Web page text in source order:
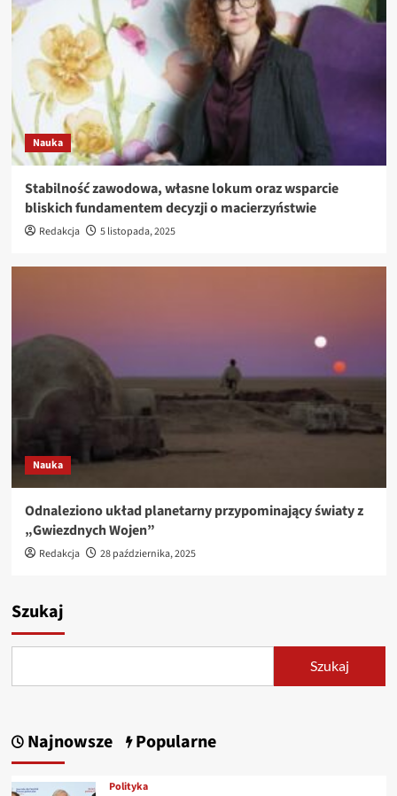
Nauka
Stabilność zawodowa, własne lokum oraz wsparcie
bliskich fundamentem decyzji o macierzyństwie
Redakcja 5 listopada, 2025
Nauka
Odnaleziono układ planetarny przypominający światy z
„Gwiezdnych Wojen”
Redakcja 28 października, 2025
Szukaj
Szukaj
Najnowsze Popularne
Polityka